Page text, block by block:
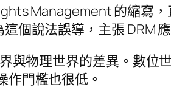
Management 的縮寫
個說法誤導，主張 DRM
與物理世界的差異。數
作門檻也很低。